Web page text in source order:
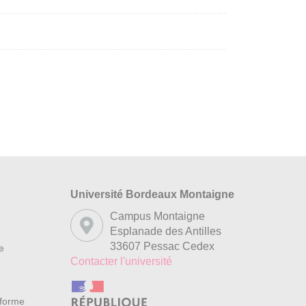
Université Bordeaux Montaigne
Campus Montaigne
Esplanade des Antilles
33607 Pessac Cedex
Contacter l'université